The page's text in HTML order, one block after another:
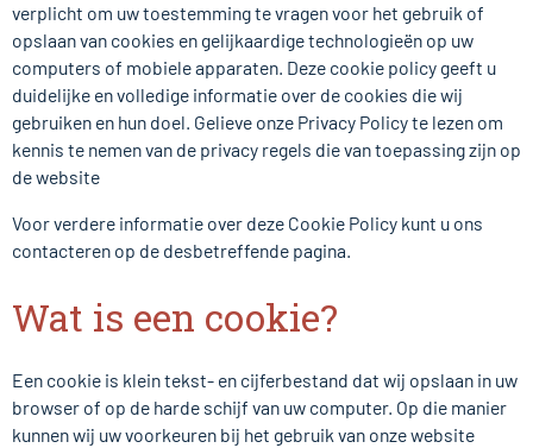
verplicht om uw toestemming te vragen voor het gebruik of
opslaan van cookies en gelijkaardige technologieën op uw
computers of mobiele apparaten. Deze cookie policy geeft u
duidelijke en volledige informatie over de cookies die wij
gebruiken en hun doel. Gelieve onze Privacy Policy te lezen om
kennis te nemen van de privacy regels die van toepassing zijn op
de website
Voor verdere informatie over deze Cookie Policy kunt u ons
contacteren op de desbetreffende pagina.
Wat is een cookie?
Een cookie is klein tekst- en cijferbestand dat wij opslaan in uw
browser of op de harde schijf van uw computer. Op die manier
kunnen wij uw voorkeuren bij het gebruik van onze website